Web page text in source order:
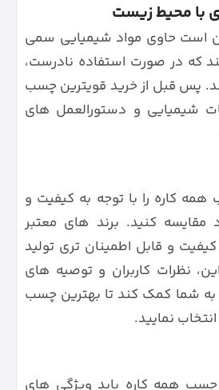
است حاوی مواد شیمیایی سمی
که در صورت استفاده نادرست،
پس قبل از خرید قویترین چسب
شیمیایی و دستورالعمل های
کاره را با توجه به کیفیت و
مقایسه کنید. برند های معتبر
و قابل اطمینان تری تولید
نظرات کاربران و توصیه های
شما کمک کند تا بهترین چسب
انتخاب نمایید.
چسب همه کاره باید ویژگی‌ های